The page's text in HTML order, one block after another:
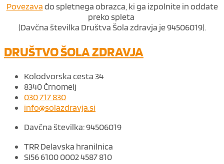
Povezavado spletnega obrazca, ki ga izpolnite in oddate
preko spleta
(Davčna številka Društva Šola zdravja je 94506019).
DRUŠTVO ŠOLA ZDRAVJA
Kolodvorska cesta 34
8340 Črnomelj
030 717 830
info@solazdravja.si
Davčna številka: 94506019
TRR Delavska hranilnica
SI56 6100 0002 4587 810